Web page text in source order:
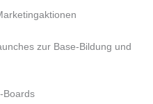
zur Base-Bildung und
Boards